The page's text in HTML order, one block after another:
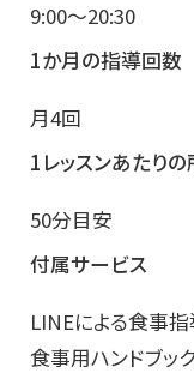
9:00～20:30
1か月の指導回数
月4回
1レッスンあたり
50分目安
付属サービス
LINEによる食事
食事用ハンドブッ